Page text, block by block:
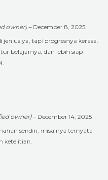
owner)– December 8, 2025
ya, tapi progresnya kerasa.
belajarnya, dan lebih siap
owner)– December 14, 2025
sendiri, misalnya ternyata
ketelitian.